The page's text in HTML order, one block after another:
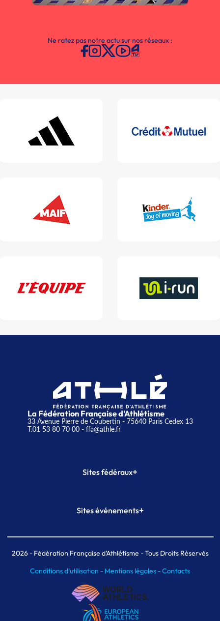
Ne ratez pas notre actu sur nos réseaux :
La Fédération Française d'Athlétisme
33 Avenue Pierre de Coubertin - 75640 Paris Cedex 13
T.01 53 80 70 00- ffa@athle.fr
Sites fédéraux+
Plateforme Formation
Sites événements+
Meeting de Paris indoor
MAIF Ekiden de Paris
2026- Fédération Française d'Athlétisme - Tous Droits Réservés
Conditions d'utilisation - Mentions légales -Contacts